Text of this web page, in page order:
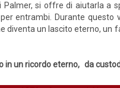
si offre di aiutarla a
entrambi. Durante
un lascito eterno, un
un ricordo eterno, da